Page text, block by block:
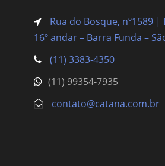
Rua do Bosque, nº1589
16º andar – Barra Funda –
(11) 3383-4350
(11) 99354-7935
contato@catana.com.br